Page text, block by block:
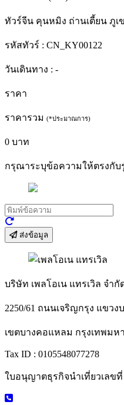
ทัวร์จีน คุนหมิง ถ่านเตี้ยน ภูเ
รหัสทัวร์ : CN_KY00122
วันเดินทาง : -
ราคา
ราคารวม (*ประมาณการ)
0 บาท
กรุณาระบุข้อความให้ตรงกับ
ส่งข้อมูล
บริษัท เพลโอเน แทรเวิล จำกั
2250/61 ถนนเจริญกรุง แขว
เขตบางคอแหลม กรุงเทพมห
Tax ID : 0105548077278
ใบอนุญาตธุรกิจนำเที่ยวเลขที่ :